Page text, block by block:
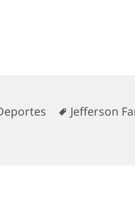
aleja de la
Etiquetas
Jefferson